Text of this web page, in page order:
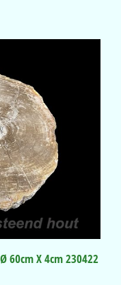
X 4cm 230422